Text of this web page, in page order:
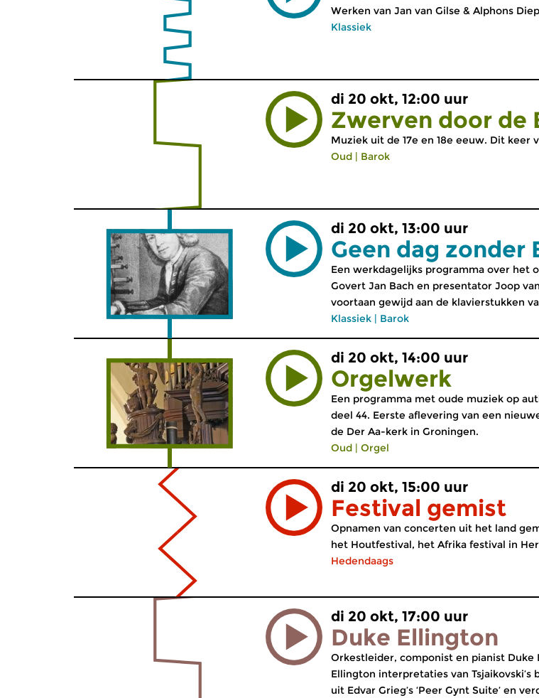
Werken van Jan van Gilse & Alphons
Klassiek
di 20 okt, 12:00 uur
Zwerven door de
Muziek uit de 17e en 18e eeuw. Dit keer
Oud | Barok
di 20 okt, 13:00 uur
Geen dag zonder
Een werkdagelijks programma over het
Govert Jan Bach en presentator Joop
voortaan gewijd aan de klavierstukken
Klassiek | Barok
di 20 okt, 14:00 uur
Orgelwerk
Een programma met oude muziek op
deel 44. Eerste aflevering van een
de Der Aa-kerk in Groningen.
Oud | Orgel
di 20 okt, 15:00 uur
Festival gemist
Opnamen van concerten uit het land
het Houtfestival, het Afrika festival in
Hedendaags
di 20 okt, 17:00 uur
Duke Ellington
Orkestleider, componist en pianist Duke
Ellington interpretaties van Tsjaikovski’s
uit Edvar Grieg’s ‘Peer Gynt Suite’ en